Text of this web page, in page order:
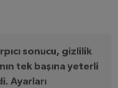
sonucu, gizlilik
tek başına yeterli
Ayarları